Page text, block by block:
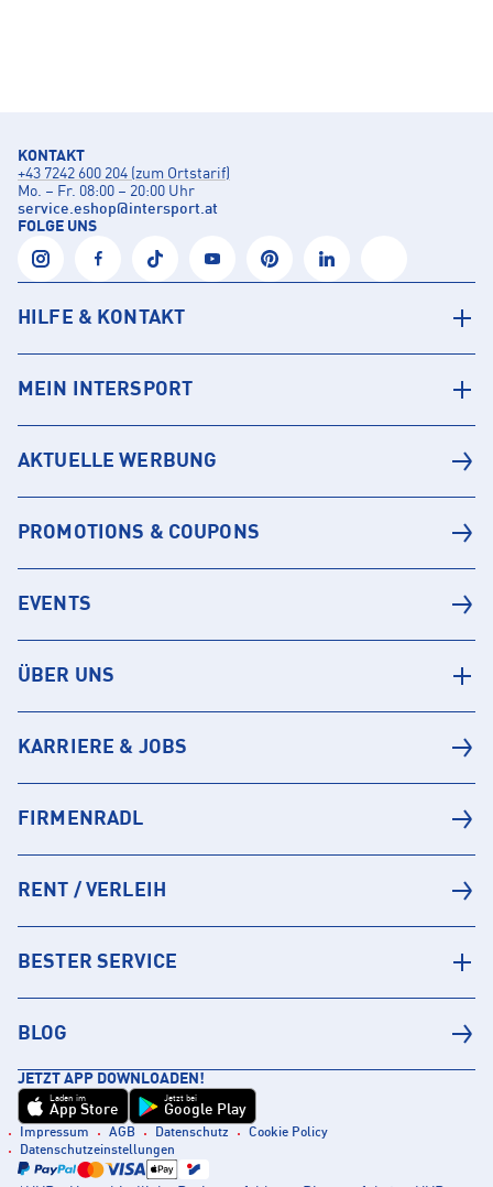
KONTAKT
+43 7242 600 204 (zum Ortstarif)
Mo. – Fr. 08:00 – 20:00 Uhr
service.eshop@intersport.at
FOLGE UNS
HILFE & KONTAKT
MEIN INTERSPORT
AKTUELLE WERBUNG
PROMOTIONS & COUPONS
EVENTS
ÜBER UNS
KARRIERE & JOBS
FIRMENRADL
RENT / VERLEIH
BESTER SERVICE
BLOG
JETZT APP DOWNLOADEN!
Laden im
App Store
Jetzt bei
Google Play
Impressum AGB Datenschutz
Cookie Policy
Datenschutzeinstellungen